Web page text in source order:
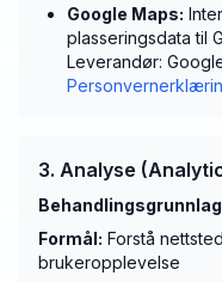
Google Maps:
plasseringsdata til
Leverandør:
3. Analyse
Formål: Forstå
brukeropplevelse